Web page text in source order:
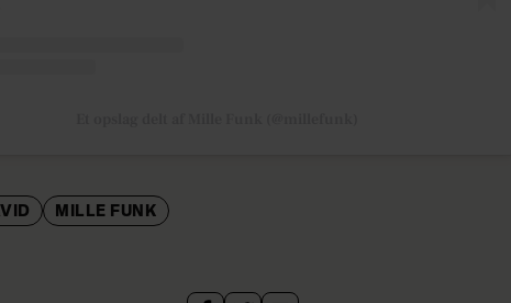
MILLE FUNK